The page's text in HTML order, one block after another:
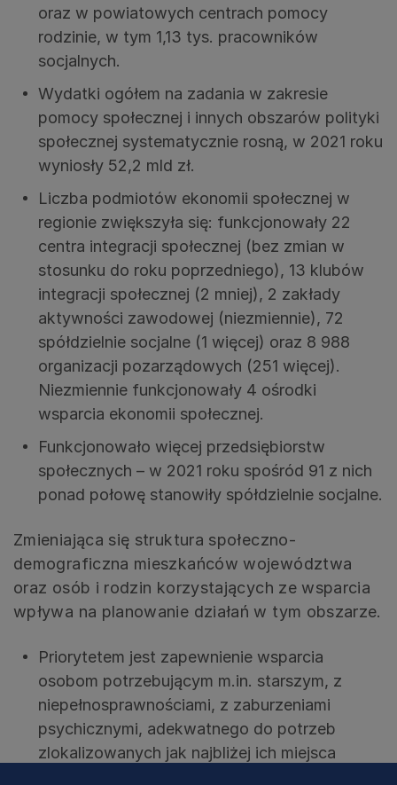
oraz w powiatowych centrach pomocy
rodzinie, w tym 1,13 tys. pracowników
socjalnych.
Wydatki ogółem na zadania w zakresie
pomocy społecznej i innych obszarów polityki
społecznej systematycznie rosną, w 2021 roku
wyniosły 52,2 mld zł.
Liczba podmiotów ekonomii społecznej w
regionie zwiększyła się: funkcjonowały 22
centra integracji społecznej (bez zmian w
stosunku do roku poprzedniego), 13 klubów
integracji społecznej (2 mniej), 2 zakłady
aktywności zawodowej (niezmiennie), 72
spółdzielnie socjalne (1 więcej) oraz 8 988
organizacji pozarządowych (251 więcej).
Niezmiennie funkcjonowały 4 ośrodki
wsparcia ekonomii społecznej.
Funkcjonowało więcej przedsiębiorstw
społecznych – w 2021 roku spośród 91 z nich
ponad połowę stanowiły spółdzielnie socjalne.
Zmieniająca się struktura społeczno-
demograficzna mieszkańców województwa
oraz osób i rodzin korzystających ze wsparcia
wpływa na planowanie działań w tym obszarze.
Priorytetem jest zapewnienie wsparcia
osobom potrzebującym m.in. starszym, z
niepełnosprawnościami, z zaburzeniami
psychicznymi, adekwatnego do potrzeb
zlokalizowanych jak najbliżej ich miejsca